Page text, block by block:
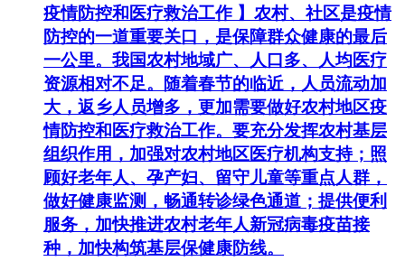
疫情防控和医疗救治工作 】农村、社区是疫情
防控的一道重要关口，是保障群众健康的最后
一公里。我国农村地域广、人口多、人均医疗
资源相对不足。随着春节的临近，人员流动加
大，返乡人员增多，更加需要做好农村地区疫
情防控和医疗救治工作。要充分发挥农村基层
组织作用，加强对农村地区医疗机构支持；照
顾好老年人、孕产妇、留守儿童等重点人群，
做好健康监测，畅通转诊绿色通道；提供便利
服务，加快推进农村老年人新冠病毒疫苗接
种，加快构筑基层保健康防线。